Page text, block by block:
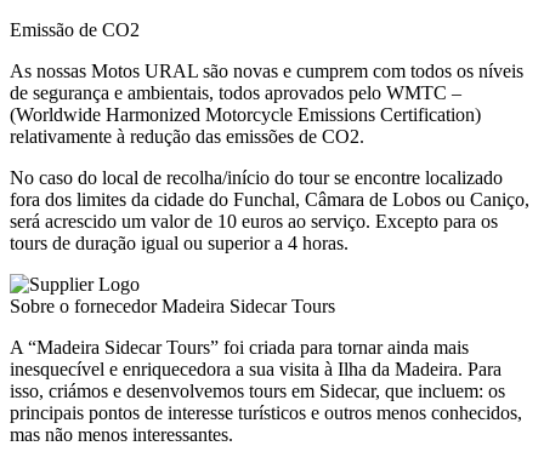
Emissão de CO2
As nossas Motos URAL são novas e cumprem com todos os níveis
de segurança e ambientais, todos aprovados pelo WMTC –
(Worldwide Harmonized Motorcycle Emissions Certification)
relativamente à redução das emissões de CO2.
No caso do local de recolha/início do tour se encontre localizado
fora dos limites da cidade do Funchal, Câmara de Lobos ou Caniço,
será acrescido um valor de 10 euros ao serviço. Excepto para os
tours de duração igual ou superior a 4 horas.
Sobre o fornecedor Madeira Sidecar Tours
A “Madeira Sidecar Tours” foi criada para tornar ainda mais
inesquecível e enriquecedora a sua visita à Ilha da Madeira. Para
isso, criámos e desenvolvemos tours em Sidecar, que incluem: os
principais pontos de interesse turísticos e outros menos conhecidos,
mas não menos interessantes.